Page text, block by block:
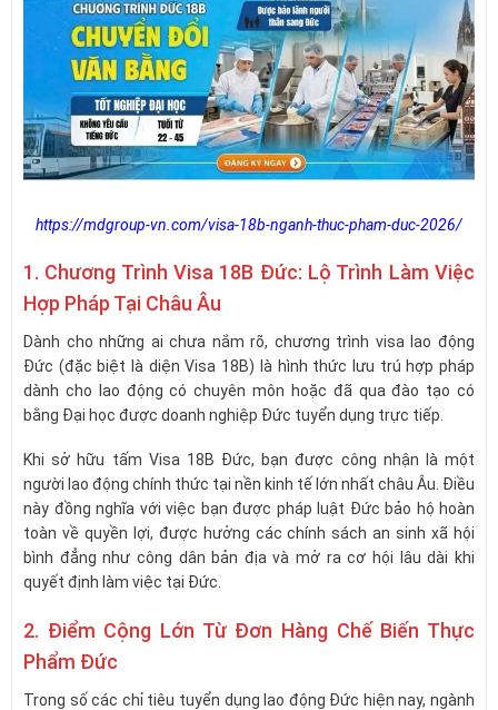
https://mdgroup-vn.com/visa-18b-nganh-thuc-pham-duc-2026/
1. Chương Trình Visa 18B Đức: Lộ Trình Làm Việc
Hợp Pháp Tại Châu Âu
Dành cho những ai chưa nắm rõ, chương trình visa lao động
Đức (đặc biệt là diện Visa 18B) là hình thức lưu trú hợp pháp
dành cho lao động có chuyên môn hoặc đã qua đào tạo có
bằng Đại học được doanh nghiệp Đức tuyển dụng trực tiếp.
Khi sở hữu tấm Visa 18B Đức, bạn được công nhận là một
người lao động chính thức tại nền kinh tế lớn nhất châu Âu. Điều
này đồng nghĩa với việc bạn được pháp luật Đức bảo hộ hoàn
toàn về quyền lợi, được hưởng các chính sách an sinh xã hội
bình đẳng như công dân bản địa và mở ra cơ hội lâu dài khi
quyết định làm việc tại Đức.
2. Điểm Cộng Lớn Từ Đơn Hàng Chế Biến Thực
Phẩm Đức
Trong số các chỉ tiêu tuyển dụng lao động Đức hiện nay, ngành